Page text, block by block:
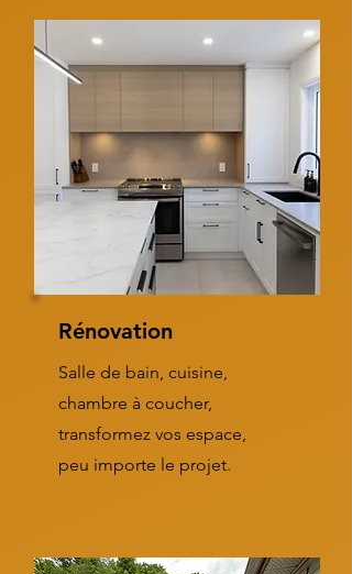
Rénovation
Salle de bain, cuisine,
chambre à coucher,
transformez vos espace,
peu importe le projet.